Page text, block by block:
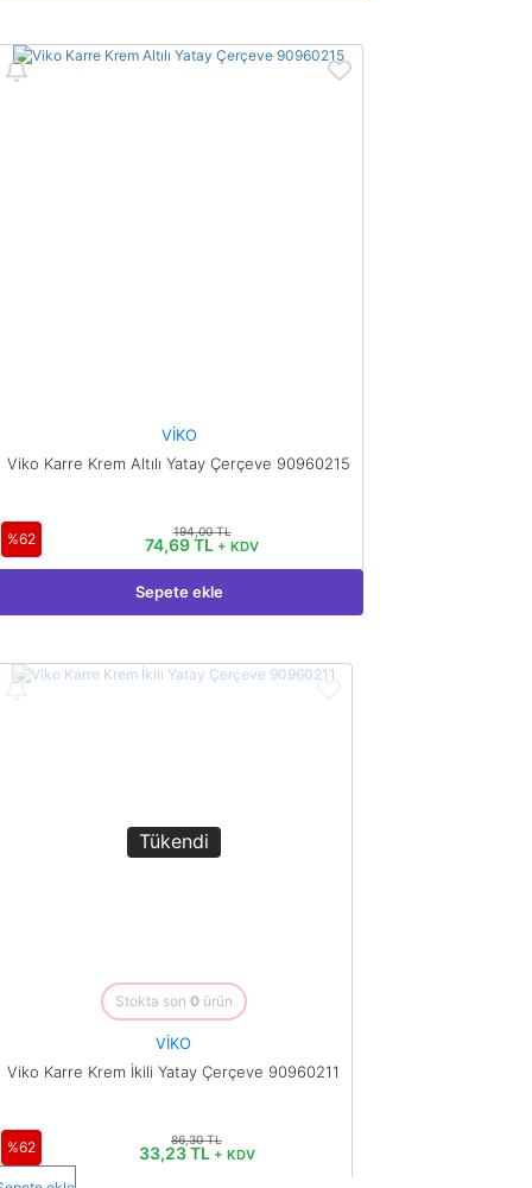
VİKO
Viko Karre Krem Altılı Yatay Çerçeve 90960215
%62 194,00 TL
74,69 TL + KDV
Sepete ekle
Tükendi
Stokta son 0ürün
VİKO
Viko Karre Krem İkili Yatay Çerçeve 90960211
%62 86,30 TL
33,23 TL + KDV